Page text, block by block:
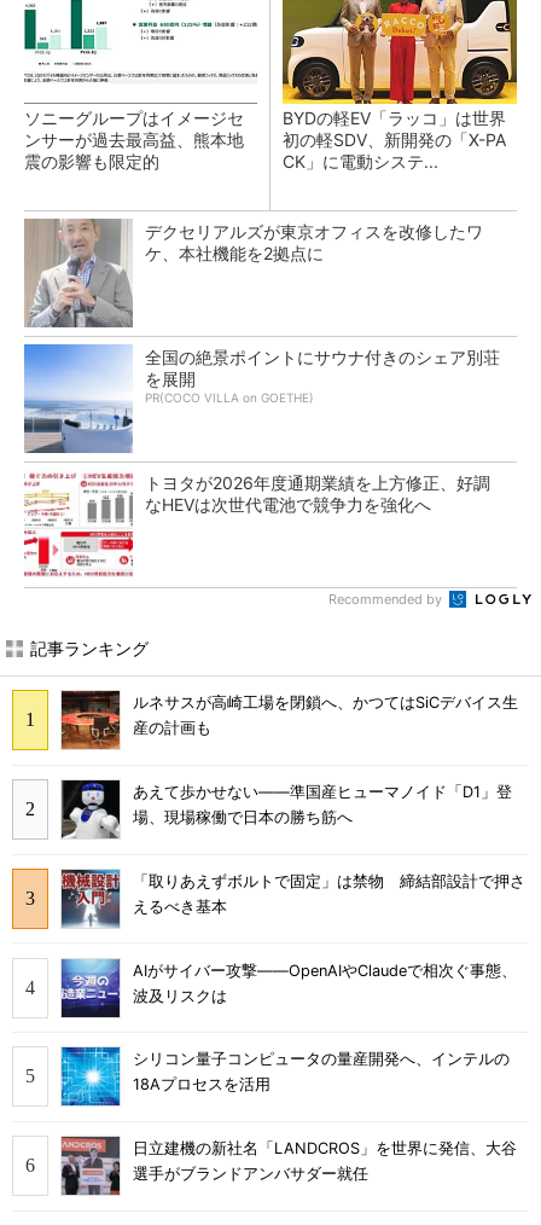
ソニーグループはイメージセ
ンサーが過去最高益、熊本地
震の影響も限定的
BYDの軽EV「ラッコ」は世界
初の軽SDV、新開発の「X-PA
CK」に電動システ...
デクセリアルズが東京オフィスを改修したワ
ケ、本社機能を2拠点に
全国の絶景ポイントにサウナ付きのシェア別荘
を展開
PR(COCO VILLA on GOETHE)
トヨタが2026年度通期業績を上方修正、好調
なHEVは次世代電池で競争力を強化へ
Recommended by
記事ランキング
ルネサスが高崎工場を閉鎖へ、かつてはSiCデバイス生
産の計画も
あえて歩かせない――準国産ヒューマノイド「D1」登
場、現場稼働で日本の勝ち筋へ
「取りあえずボルトで固定」は禁物 締結部設計で押さ
えるべき基本
AIがサイバー攻撃――OpenAIやClaudeで相次ぐ事態、
波及リスクは
シリコン量子コンピュータの量産開発へ、インテルの
18Aプロセスを活用
日立建機の新社名「LANDCROS」を世界に発信、大谷
選手がブランドアンバサダー就任